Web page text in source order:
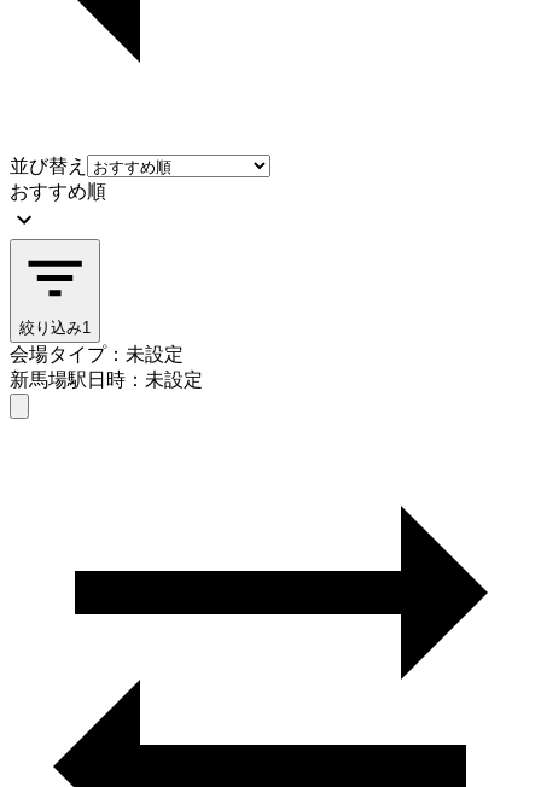
並び替え
おすすめ順
絞り込み1
会場タイプ：未設定
新馬場駅日時：未設定